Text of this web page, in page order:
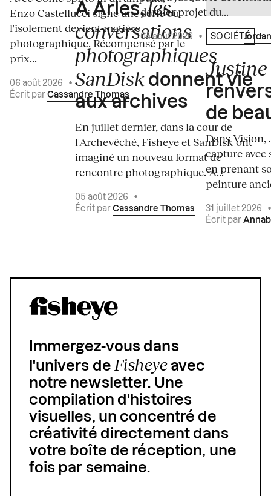
Enzo Castellucci signe une série où
l'isolement devient matière
photographique. Récompensé par le
prix...
06 août 2026
•
Écrit par Cassandre Thomas
À Arles,les
conversations
photographiques
SanDisk donnent vie
aux archives
En juillet dernier, dans la cour de
l'Archevêché, Fisheye et SanDisk ont
imaginé un nouveau format de
rencontre photographique. À...
05 août 2026
•
Écrit par Cassandre Thomas
dernier projet du...
04 août 2026 • Écrit par
SOCIÉTÉ
de
Dans
capture avec
en prenant
peinture
31 juillet 2026
Écrit par
Immergez-vous dans
l'univers deFisheyeavec
notre newsletter. Une
compilation d'histoires
visuelles, un concentré de
créativité directement dans
votre boîte de réception, une
fois par semaine.